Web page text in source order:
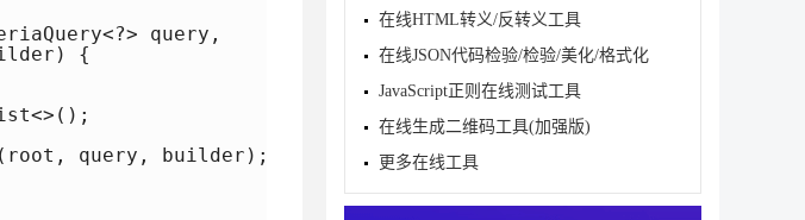
query,
{
query, builder);
在线HTML转义/反转义工具
在线JSON代码检验/检验/美化/格式化
JavaScript正则在线测试工具
在线生成二维码工具(加强版)
更多在线工具